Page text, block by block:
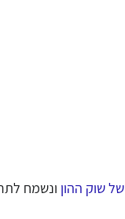
שוק ההון ונשמח